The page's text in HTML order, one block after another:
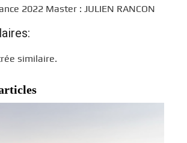
2022 Master : JULIEN RANCON
similaire.